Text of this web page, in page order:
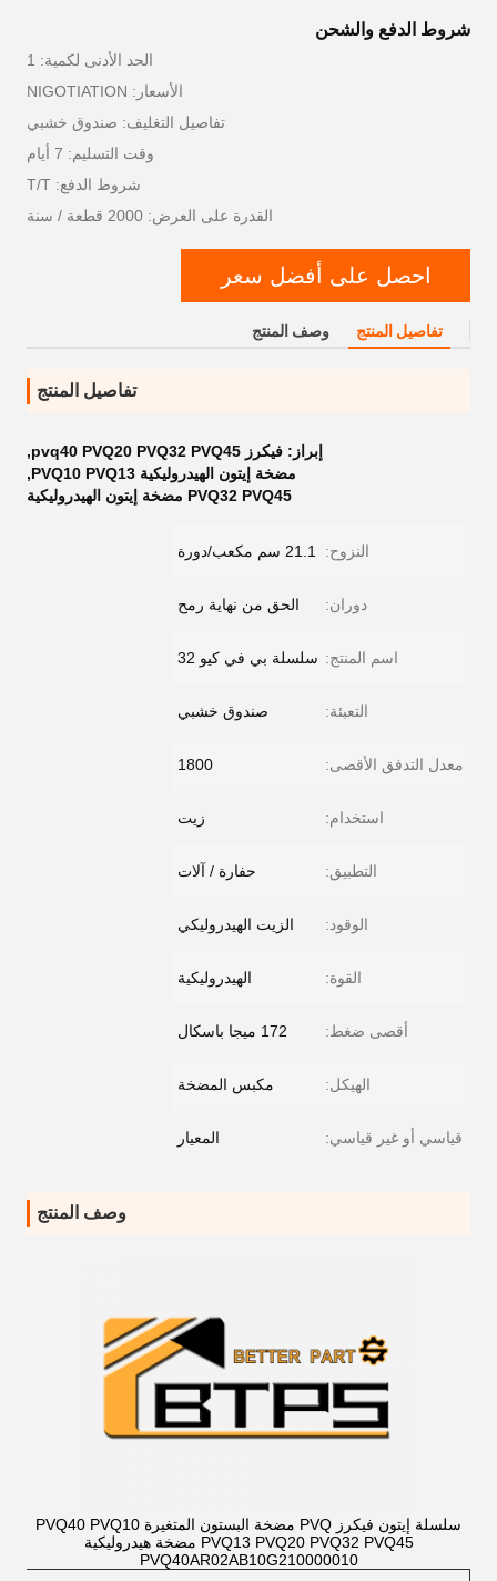
شروط الدفع والشحن
الحد الأدنى لكمية: 1
الأسعار: NIGOTIATION
تفاصيل التغليف: صندوق خشبي
وقت التسليم: 7 أيام
شروط الدفع: T/T
القدرة على العرض: 2000 قطعة / سنة
احصل على أفضل سعر
تفاصيل المنتج وصف المنتج
تفاصيل المنتج
إبراز: فيكرز pvq40 PVQ20 PVQ32 PVQ45
,
مضخة إيتون الهيدروليكية PVQ10 PVQ13
,
PVQ32 PVQ45 مضخة إيتون الهيدروليكية
النزوح: 21.1 سم مكعب/دورة
دوران: الحق من نهاية رمح
اسم المنتج: سلسلة بي في كيو 32
التعبئة: صندوق خشبي
معدل التدفق الأقصى: 1800
استخدام: زيت
التطبيق: حفارة / آلات
الوقود: الزيت الهيدروليكي
القوة: الهيدروليكية
أقصى ضغط: 172 ميجا باسكال
الهيكل: مكبس المضخة
قياسي أو غير قياسي: المعيار
وصف المنتج
سلسلة إيتون فيكرز PVQ مضخة البستون المتغيرة PVQ40 PVQ10
PVQ13 PVQ20 PVQ32 PVQ45 مضخة هيدروليكية
PVQ40AR02AB10G210000010